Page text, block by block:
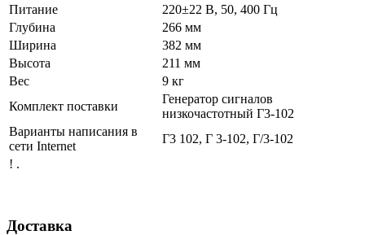
Питание
220±22 В, 50, 400 Гц
Глубина
266 мм
Ширина
382 мм
Высота
211 мм
Вес
9 кг
Комплект поставки
Генератор сигналов
низкочастотный Г3-102
Варианты написания в
сети Internet
Г3 102, Г 3-102, Г/3-102
! .
Доставка